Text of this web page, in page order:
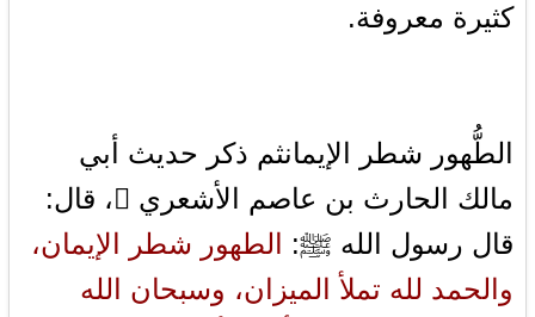
كثيرة معروفة.
الطُّهور شطر الإيمانثم ذكر حديث أبي
مالك الحارث بن عاصم الأشعري ، قال:
قال رسول الله ﷺ: الطهور شطر الإيمان،
والحمد لله تملأ الميزان، وسبحان الله